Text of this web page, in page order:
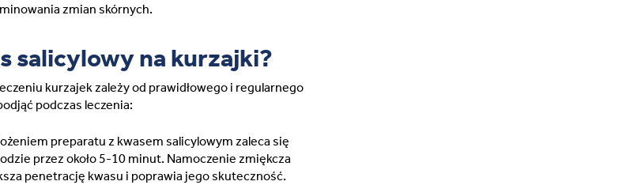
zmian skórnych.
salicylowy na kurzajki?
kurzajek zależy od prawidłowego i regularnego
podczas leczenia:
preparatu z kwasem salicylowym zaleca się
przez około 5-10 minut. Namoczenie zmiękcza
penetrację kwasu i poprawia jego skuteczność.